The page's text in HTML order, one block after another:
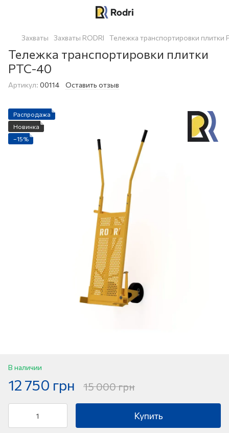
Захваты Захваты RODRI Тележка транспортировки плитки
Тележка транспортировки плитки
PTC-40
Артикул: 00114 Оставить отзыв
Распродажа
Новинка
−15%
В наличии
12 750 грн 15 000 грн
Купить